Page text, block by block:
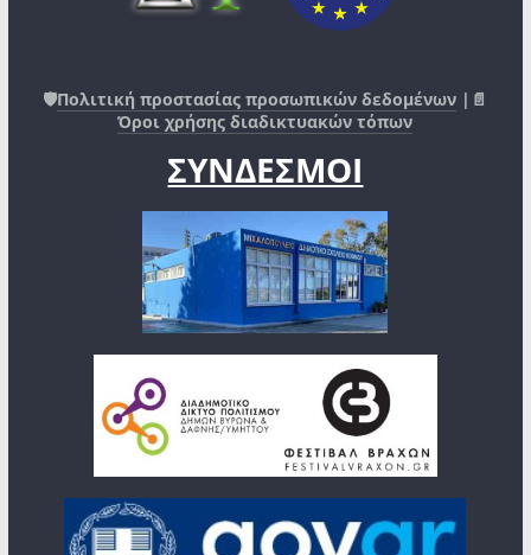
🛡️Πολιτική προστασίας προσωπικών δεδομένων |📄
Όροι χρήσης διαδικτυακών τόπων
ΣΥΝΔΕΣΜΟΙ